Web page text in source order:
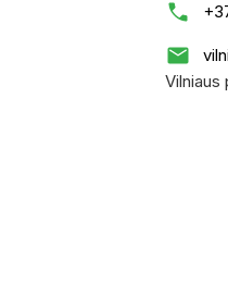
Vilniaus